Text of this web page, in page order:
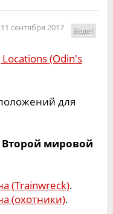
11 сентября 2017 Ведет
для
Второй мировой
(Trainwreck).
(охотники).